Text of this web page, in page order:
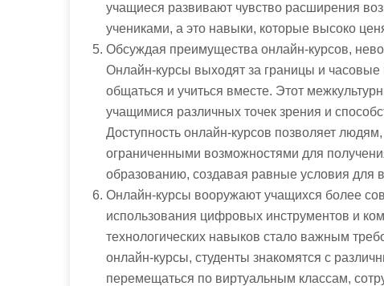
учащиеся развивают чувство расширения
учениками, а это навыки, которые высоко
Обсуждая преимущества онлайн-курсов,
Онлайн-курсы выходят за границы и часовые
общаться и учиться вместе. Этот
учащимися различных точек зрения и
Доступность онлайн-курсов позволяет
ограниченными возможностями для
образованию, создавая равные условия для
Онлайн-курсы вооружают учащихся более
использования цифровых инструментов и
технологических навыков стало важным
онлайн-курсы, студенты знакомятся с
перемещаться по виртуальным классам,